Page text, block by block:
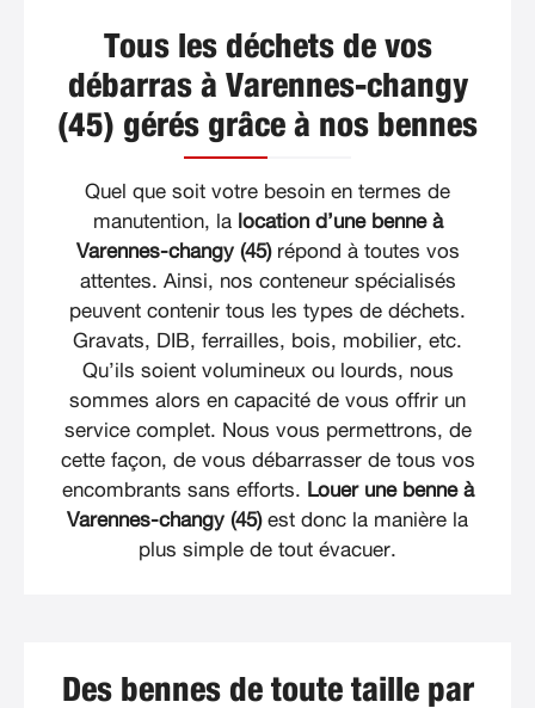
Tous les déchets de vos
débarras à Varennes-changy
(45) gérés grâce à nos bennes
Quel que soit votre besoin en termes de
manutention, la location d’une benne à
Varennes-changy (45)répond à toutes vos
attentes. Ainsi, nos conteneur spécialisés
peuvent contenir tous les types de déchets.
Gravats, DIB, ferrailles, bois, mobilier, etc.
Qu’ils soient volumineux ou lourds, nous
sommes alors en capacité de vous offrir un
service complet. Nous vous permettrons, de
cette façon, de vous débarrasser de tous vos
encombrants sans efforts. Louer une benne à
Varennes-changy (45)est donc la manière la
plus simple de tout évacuer.
Des bennes de toute taille par